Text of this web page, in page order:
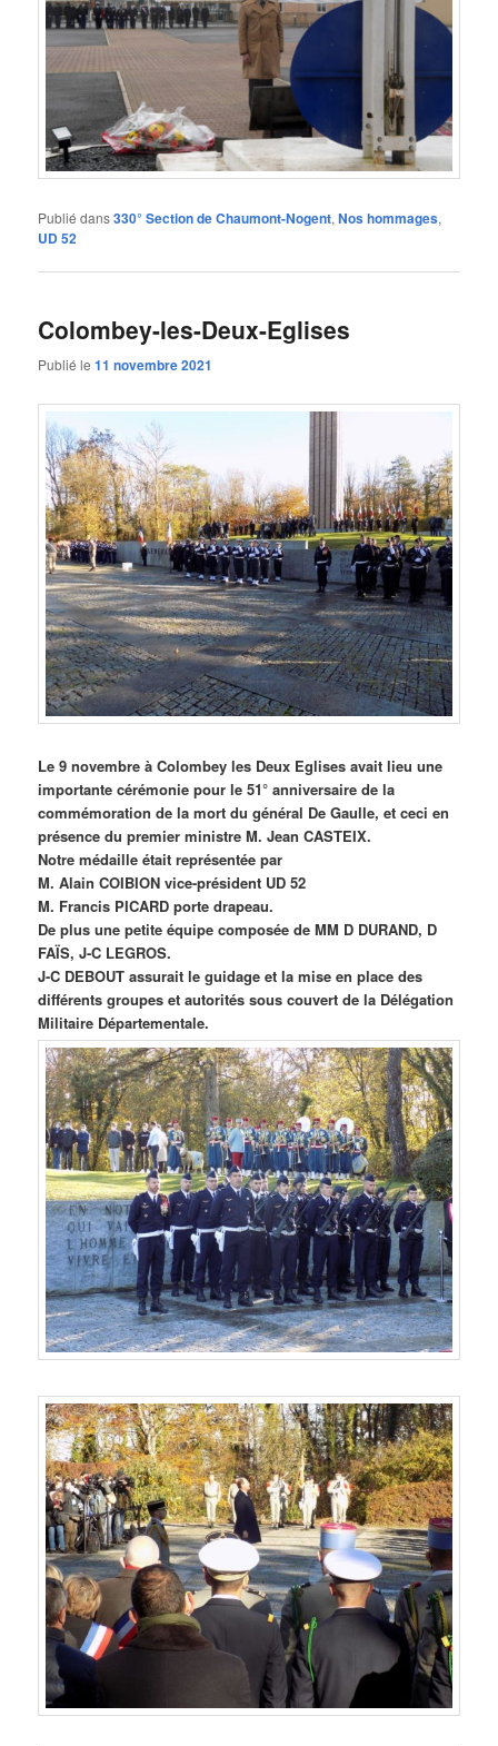
Publié dans330° Section de Chaumont-Nogent,Nos hommages,
UD 52
Colombey-les-Deux-Eglises
Publié le11 novembre 2021
Le 9 novembre à Colombey les Deux Eglises avait lieu une
importante cérémonie pour le 51° anniversaire de la
commémoration de la mort du général De Gaulle, et ceci en
présence du premier ministre M. Jean CASTEIX.
Notre médaille était représentée par
M. Alain COIBION vice-président UD 52
M. Francis PICARD porte drapeau.
De plus une petite équipe composée de MM D DURAND, D
FAÏS, J-C LEGROS.
J-C DEBOUT assurait le guidage et la mise en place des
différents groupes et autorités sous couvert de la Délégation
Militaire Départementale.